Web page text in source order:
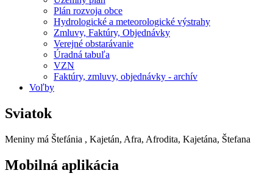
Plán rozvoja obce
Hydrologické a meteorologické výstrahy
Zmluvy, Faktúry, Objednávky
Verejné obstarávanie
Úradná tabuľa
VZN
Faktúry, zmluvy, objednávky - archív
Voľby
Sviatok
Meniny má Štefánia , Kajetán, Afra, Afrodita, Kajetána, Štefana
Mobilná aplikácia